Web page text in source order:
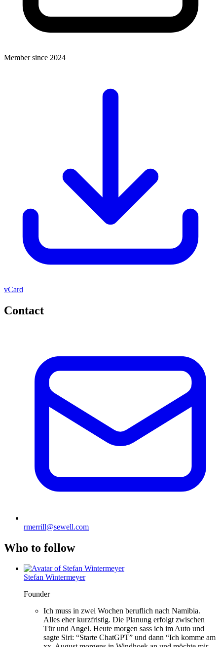
Member since 2024
vCard
Contact
rmerrill@sewell.com
Who to follow
Stefan Wintermeyer
Founder
Ich muss in zwei Wochen beruflich nach Namibia.
Alles eher kurzfristig. Die Planung erfolgt zwischen
Tür und Angel. Heute morgen sass ich im Auto und
sagte Siri: “Starte ChatGPT” und dann “Ich komme am